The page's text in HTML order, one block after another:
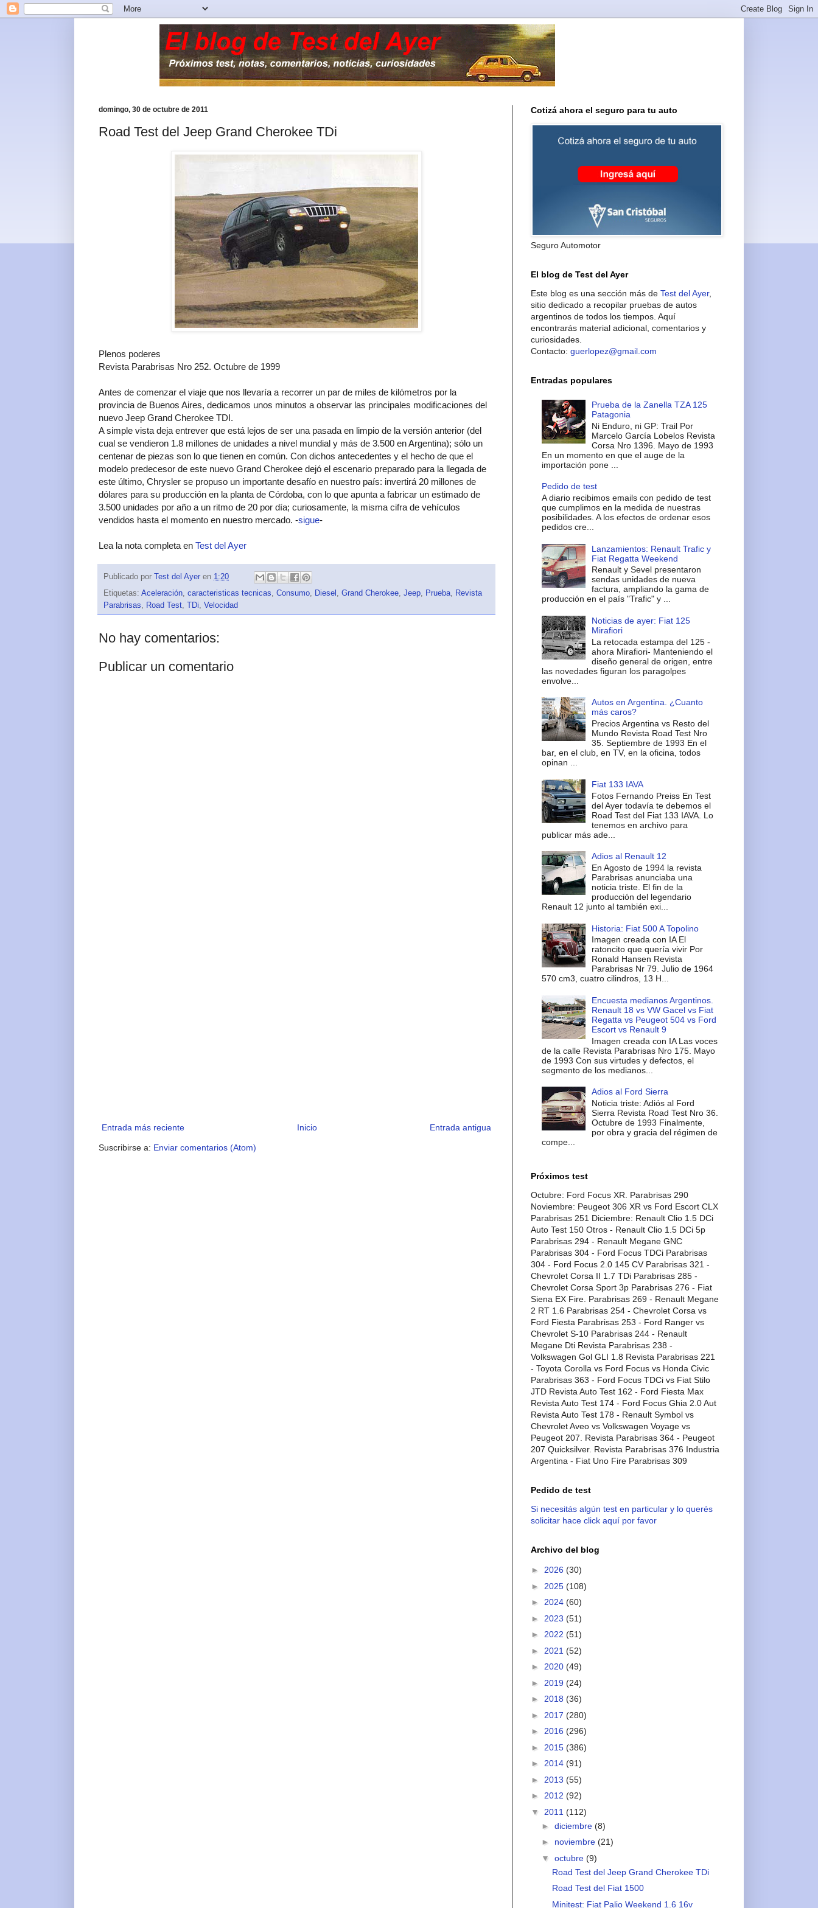
domingo, 30 de octubre de 2011
Road Test del Jeep Grand Cherokee TDi
Plenos poderes
Revista Parabrisas Nro 252. Octubre de 1999
Antes de comenzar el viaje que nos llevaría a recorrer un par de miles de kilómetros por la
provincia de Buenos Aires, dedicamos unos minutos a observar las principales modificaciones del
nuevo Jeep Grand Cherokee TDI.
A simple vista deja entrever que está lejos de ser una pasada en limpio de la versión anterior (del
cual se vendieron 1.8 millones de unidades a nivel mundial y más de 3.500 en Argentina); sólo un
centenar de piezas son lo que tienen en común. Con dichos antecedentes y el hecho de que el
modelo predecesor de este nuevo Grand Cherokee dejó el escenario preparado para la llegada de
este último, Chrysler se propuso un importante desafío en nuestro país: invertirá 20 millones de
dólares para su producción en la planta de Córdoba, con lo que apunta a fabricar un estimado de
3.500 unidades por año a un ritmo de 20 por día; curiosamente, la misma cifra de vehículos
vendidos hasta el momento en nuestro mercado. -sigue-
Lea la nota completa en Test del Ayer
Publicado por Test del Ayer en 1:20
Etiquetas: Aceleración caracteristicas tecnicas Consumo Diesel Grand Cherokee Jeep Prueba
Revista
Parabrisas
Road Test TDi Velocidad
No hay comentarios:
Publicar un comentario
Entrada más reciente Entrada antigua
Inicio
Suscribirse a: Enviar comentarios (Atom)
Cotizá ahora el seguro para tu auto
Seguro Automotor
El blog de Test del Ayer
Este blog es una sección más de Test del Ayer,
sitio dedicado a recopilar pruebas de autos
argentinos de todos los tiempos. Aquí
encontrarás material adicional, comentarios y
curiosidades.
Contacto: guerlopez@gmail.com
Entradas populares
Prueba de la Zanella TZA 125
Patagonia
Ni Enduro, ni GP: Trail Por
Marcelo García Lobelos Revista
Corsa Nro 1396. Mayo de 1993
En un momento en que el auge de la
importación pone ...
Pedido de test
A diario recibimos emails con pedido de test
que cumplimos en la medida de nuestras
posibilidades. A los efectos de ordenar esos
pedidos cre...
Lanzamientos: Renault Trafic y
Fiat Regatta Weekend
Renault y Sevel presentaron
sendas unidades de nueva
factura, ampliando la gama de
producción en el país "Trafic" y ...
Noticias de ayer: Fiat 125
Mirafiori
La retocada estampa del 125 -
ahora Mirafiori- Manteniendo el
diseño general de origen, entre
las novedades figuran los paragolpes
envolve...
Autos en Argentina. ¿Cuanto
más caros?
Precios Argentina vs Resto del
Mundo Revista Road Test Nro
35. Septiembre de 1993 En el
bar, en el club, en TV, en la oficina, todos
opinan ...
Fiat 133 IAVA
Fotos Fernando Preiss En Test
del Ayer todavía te debemos el
Road Test del Fiat 133 IAVA. Lo
tenemos en archivo para
publicar más ade...
Adios al Renault 12
En Agosto de 1994 la revista
Parabrisas anunciaba una
noticia triste. El fin de la
producción del legendario
Renault 12 junto al también exi...
Historia: Fiat 500 A Topolino
Imagen creada con IA El
ratoncito que quería vivir Por
Ronald Hansen Revista
Parabrisas Nr 79. Julio de 1964
570 cm3, cuatro cilindros, 13 H...
Encuesta medianos Argentinos.
Renault 18 vs VW Gacel vs Fiat
Regatta vs Peugeot 504 vs Ford
Escort vs Renault 9
Imagen creada con IA Las voces
de la calle Revista Parabrisas Nro 175. Mayo
de 1993 Con sus virtudes y defectos, el
segmento de los medianos...
Adios al Ford Sierra
Noticia triste: Adiós al Ford
Sierra Revista Road Test Nro 36.
Octubre de 1993 Finalmente,
por obra y gracia del régimen de
compe...
Próximos test
Octubre: Ford Focus XR. Parabrisas 290
Noviembre: Peugeot 306 XR vs Ford Escort CLX
Parabrisas 251 Diciembre: Renault Clio 1.5 DCi
Auto Test 150 Otros - Renault Clio 1.5 DCi 5p
Parabrisas 294 - Renault Megane GNC
Parabrisas 304 - Ford Focus TDCi Parabrisas
304 - Ford Focus 2.0 145 CV Parabrisas 321 -
Chevrolet Corsa II 1.7 TDi Parabrisas 285 -
Chevrolet Corsa Sport 3p Parabrisas 276 - Fiat
Siena EX Fire. Parabrisas 269 - Renault Megane
2 RT 1.6 Parabrisas 254 - Chevrolet Corsa vs
Ford Fiesta Parabrisas 253 - Ford Ranger vs
Chevrolet S-10 Parabrisas 244 - Renault
Megane Dti Revista Parabrisas 238 -
Volkswagen Gol GLI 1.8 Revista Parabrisas 221
- Toyota Corolla vs Ford Focus vs Honda Civic
Parabrisas 363 - Ford Focus TDCi vs Fiat Stilo
JTD Revista Auto Test 162 - Ford Fiesta Max
Revista Auto Test 174 - Ford Focus Ghia 2.0 Aut
Revista Auto Test 178 - Renault Symbol vs
Chevrolet Aveo vs Volkswagen Voyage vs
Peugeot 207. Revista Parabrisas 364 - Peugeot
207 Quicksilver. Revista Parabrisas 376 Industria
Argentina - Fiat Uno Fire Parabrisas 309
Pedido de test
Si necesitás algún test en particular y lo querés
solicitar hace click aquí por favor
Archivo del blog
► 2026 (30)
► 2025 (108)
► 2024 (60)
► 2023 (51)
► 2022 (51)
► 2021 (52)
► 2020 (49)
► 2019 (24)
► 2018 (36)
► 2017 (280)
► 2016 (296)
► 2015 (386)
► 2014 (91)
► 2013 (55)
► 2012 (92)
▼ 2011 (112)
► diciembre (8)
► noviembre (21)
▼ octubre (9)
Road Test del Jeep Grand Cherokee TDi
Road Test del Fiat 1500
Minitest: Fiat Palio Weekend 1.6 16v